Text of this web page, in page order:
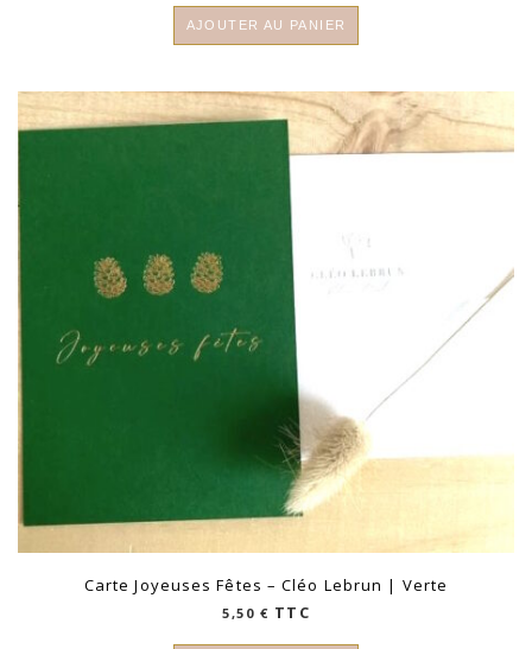
AJOUTER AU PANIER
Carte Joyeuses Fêtes – Cléo Lebrun | Verte
5,50 € TTC